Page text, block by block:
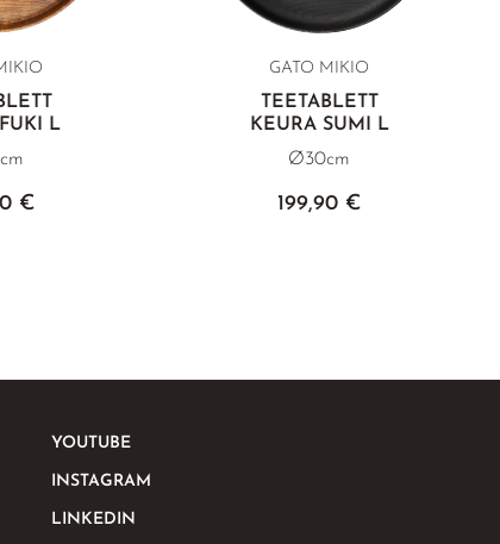
L
€
GATO MIKIO
TEETABLETT
KEURA SUMI L
Ø30cm
199,90 €
YOUTUBE
INSTAGRAM
LINKEDIN